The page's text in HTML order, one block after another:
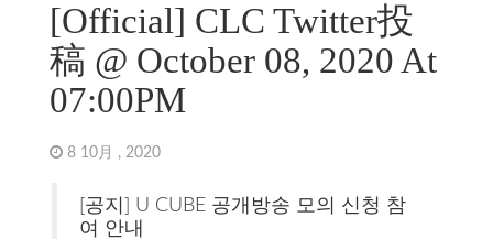
[Official] CLC Twitter投
稿 @ October 08, 2020 At
07:00PM
8 10月 , 2020
[공지] U CUBE 공개방송 모의 신청 참
여 안내